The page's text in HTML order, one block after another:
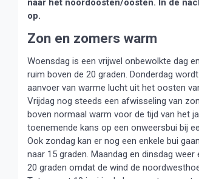
naar het noordoosten/oosten. In de
op.
Zon en zomers warm
Woensdag is een vrijwel onbewolkte dag
ruim boven de 20 graden. Donderdag
aanvoer van warme lucht uit het oosten
Vrijdag nog steeds een afwisseling van
boven normaal warm voor de tijd van het
toenemende kans op een onweersbui bij
Ook zondag kan er nog een enkele bui
naar 15 graden. Maandag en dinsdag
20 graden omdat de wind de